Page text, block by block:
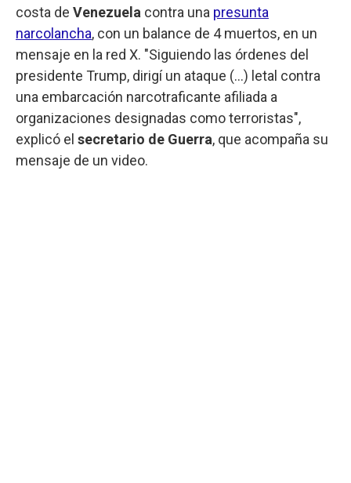
costa de Venezuela contra una presunta
narcolancha, con un balance de 4 muertos, en un
mensaje en la red X. "Siguiendo las órdenes del
presidente Trump, dirigí un ataque (...) letal contra
una embarcación narcotraficante afiliada a
organizaciones designadas como terroristas",
explicó el secretario de Guerra, que acompaña su
mensaje de un video.